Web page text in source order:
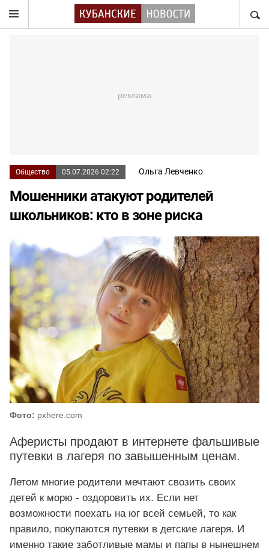
Общество 05.07.2026 02:22 Ольга Левченко
Мошенники атакуют родителей
школьников: кто в зоне риска
Фото: pxhere.com
Аферисты продают в интернете фальшивые
путевки в лагеря по завышенным ценам.
Летом многие родители мечтают свозить своих
детей к морю - оздоровить их. Если нет
возможности поехать на юг всей семьей, то как
правило, покупаются путевки в детские лагеря. И
именно такие заботливые мамы и папы в нынешнем